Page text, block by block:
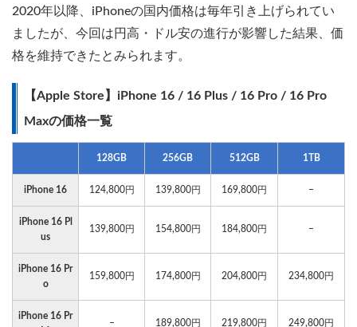
2020年以降、iPhoneの国内価格は毎年引き上げられてい
ましたが、今回は円高・ドル安の進行が影響した結果、価
格を維持できたとみられます。
【Apple Store】iPhone 16 / 16 Plus / 16 Pro / 16 Pro
Maxの価格一覧
128GB 256GB 512GB 1TB
iPhone 16 124,800円 139,800円 169,800円 –
iPhone 16 Pl
us
139,800円 154,800円 184,800円 –
iPhone 16 Pr
o
159,800円 174,800円 204,800円 234,800円
iPhone 16 Pr
– 189,800円 219,800円 249,800円